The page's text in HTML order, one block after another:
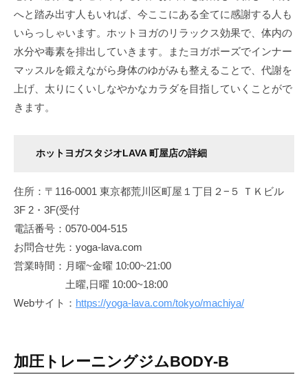
を
手
に
入
れ
る
き
ま
す
へと踏み出す人もいれば、今ここにある全てに感謝する人も
いらっしゃいます。ホットヨガのリラックス効果で、体内の
水分や毒素を排出していきます。またヨガポーズでインナー
マッスルを鍛えながら身体のゆがみも整えることで、代謝を
上げ、太りにくいしなやかなカラダを目指していくことがで
きます。
ホットヨガスタジオLAVA 町屋店の詳細
住所：〒116-0001 東京都荒川区町屋１丁目２−５ ＴＫビル
3F 2・3F(受付
電話番号：0570-004-515
お問合せ先：yoga-lava.com
営業時間：月曜~金曜 10:00~21:00
土曜,日曜 10:00~18:00
Webサイト： https://yoga-lava.com/tokyo/machiya/
加圧トレーニングジムBODY-B